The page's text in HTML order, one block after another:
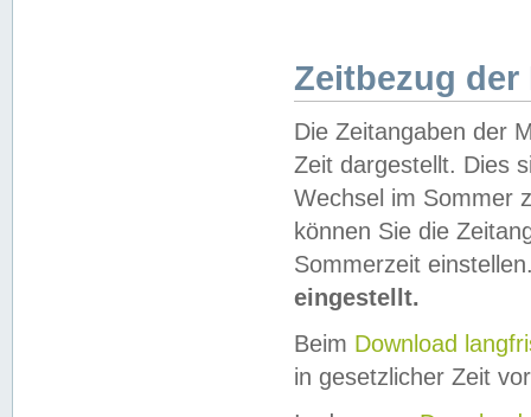
Zeitbezug der
Die Zeitangaben der
Zeit dargestellt. Dies
Wechsel im Sommer
können Sie die
Sommerzeit
eingestellt.
Beim Download
in gesetzlicher Zeit